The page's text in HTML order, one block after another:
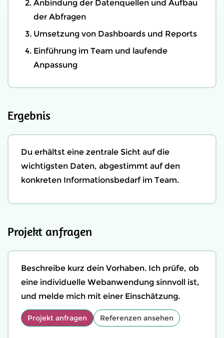
Anbindung der Datenquellen und Aufbau
der Abfragen
Umsetzung von Dashboards und Reports
Einführung im Team und laufende
Anpassung
Ergebnis
Du erhältst eine zentrale Sicht auf die
wichtigsten Daten, abgestimmt auf den
konkreten Informationsbedarf im Team.
Projekt anfragen
Beschreibe kurz dein Vorhaben. Ich prüfe, ob
eine individuelle Webanwendung sinnvoll ist,
und melde mich mit einer Einschätzung.
Projekt anfragen Referenzen ansehen